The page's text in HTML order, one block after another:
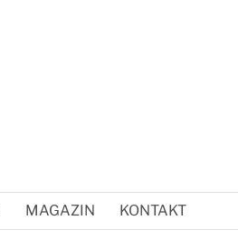
MAGAZIN KONTAKT